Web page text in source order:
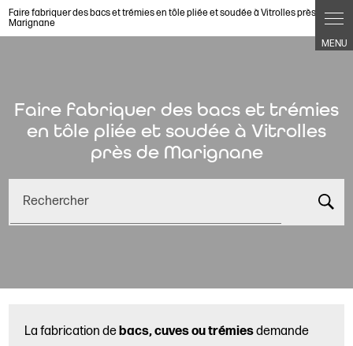
Faire fabriquer des bacs et trémies en tôle pliée et soudée à Vitrolles près de
Marignane
Faire fabriquer des bacs et trémies
en tôle pliée et soudée à Vitrolles
près de Marignane
Rechercher
La fabrication debacs, cuves ou trémiesdemande
Panneau de gestion des cookies